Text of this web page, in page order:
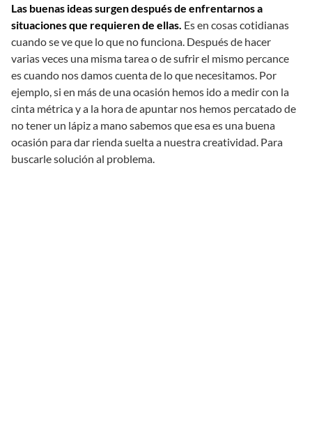
Las buenas ideas surgen después de enfrentarnos a
situaciones que requieren de ellas. Es en cosas cotidianas
cuando se ve que lo que no funciona. Después de hacer
varias veces una misma tarea o de sufrir el mismo percance
es cuando nos damos cuenta de lo que necesitamos. Por
ejemplo, si en más de una ocasión hemos ido a medir con la
cinta métrica y a la hora de apuntar nos hemos percatado de
no tener un lápiz a mano sabemos que esa es una buena
ocasión para dar rienda suelta a nuestra creatividad. Para
buscarle solución al problema.